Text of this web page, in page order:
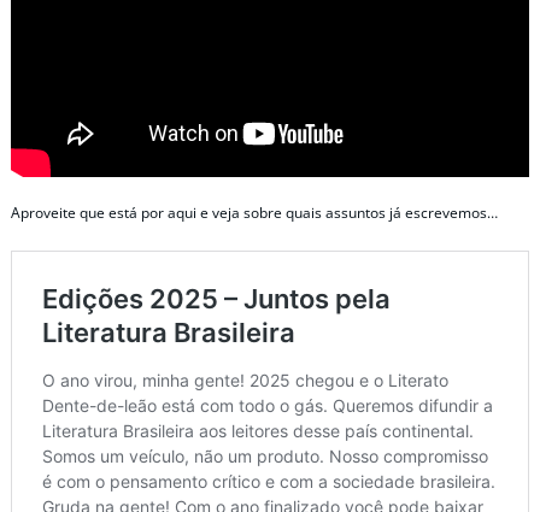
Aproveite que está por aqui e veja sobre quais assuntos já escrevemos…